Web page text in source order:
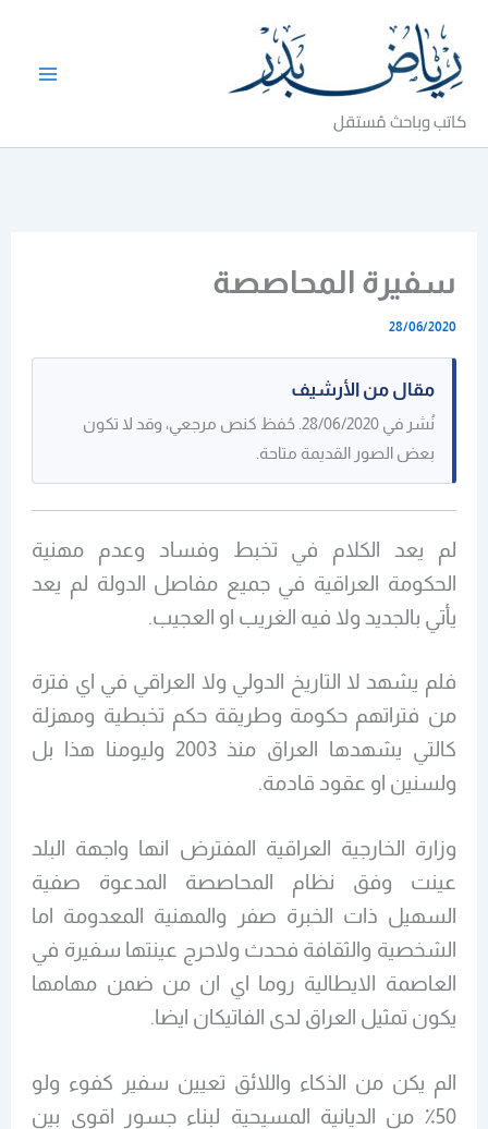
المحتوى
كاتب وباحث مُستقل
سفيرة المحاصصة
28/06/2020
مقال من الأرشيف
نُشر في 28/06/2020. حُفظ كنص مرجعي، وقد لا تكون
بعض الصور القديمة متاحة.
لم يعد الكلام في تخبط وفساد وعدم مهنية
الحكومة العراقية في جميع مفاصل الدولة لم يعد
يأتي بالجديد ولا فيه الغريب او العجيب.
فلم يشهد لا التاريخ الدولي ولا العراقي في اي فترة
من فتراتهم حكومة وطريقة حكم تخبطية ومهزلة
كالتي يشهدها العراق منذ 2003 وليومنا هذا بل
ولسنين او عقود قادمة.
وزارة الخارجية العراقية المفترض انها واجهة البلد
عينت وفق نظام المحاصصة المدعوة صفية
السهيل ذات الخبرة صفر والمهنية المعدومة اما
الشخصية والثقافة فحدث ولاحرج عينتها سفيرة في
العاصمة الايطالية روما اي ان من ضمن مهامها
يكون تمثيل العراق لدى الفاتيكان ايضا.
الم يكن من الذكاء واللائق تعيين سفير كفوء ولو
50٪ من الديانية المسيحية لبناء جسور اقوى بين